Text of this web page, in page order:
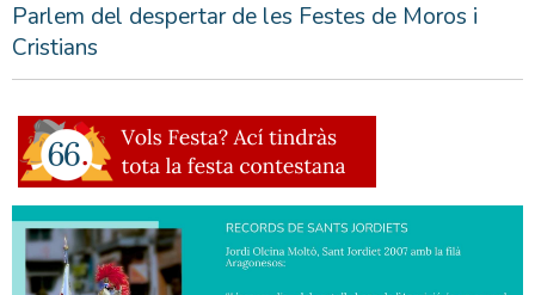
Parlem del despertar de les Festes de Moros i
Cristians